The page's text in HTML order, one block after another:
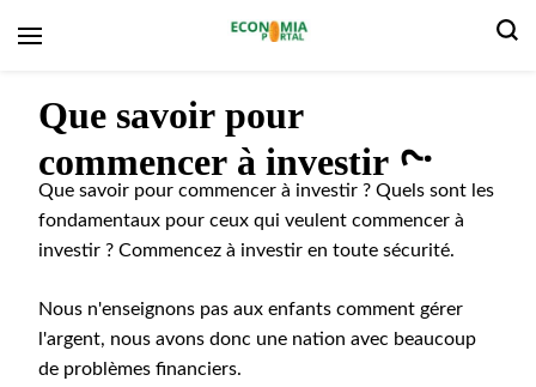
Que savoir pour
commencer à investir ?
Que savoir pour commencer à investir ? Quels sont les
fondamentaux pour ceux qui veulent commencer à
investir ? Commencez à investir en toute sécurité.
Nous n'enseignons pas aux enfants comment gérer
l'argent, nous avons donc une nation avec beaucoup
de problèmes financiers.